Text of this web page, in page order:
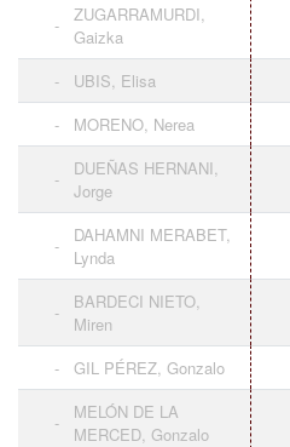
-
ZUGARRAMURDI,
Gaizka
- UBIS, Elisa
-
MORENO, Nerea
-
DUEÑAS HERNANI,
Jorge
-
DAHAMNI MERABET,
Lynda
-
BARDECI NIETO,
Miren
- GIL PÉREZ, Gonzalo
-
MELÓN DE LA
MERCED, Gonzalo